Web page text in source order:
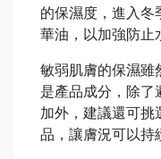
的保濕度，進入冬
華油，以加強防止
敏弱肌膚的保濕雖
是產品成分，除了
加外，建議還可挑
品，讓膚況可以持